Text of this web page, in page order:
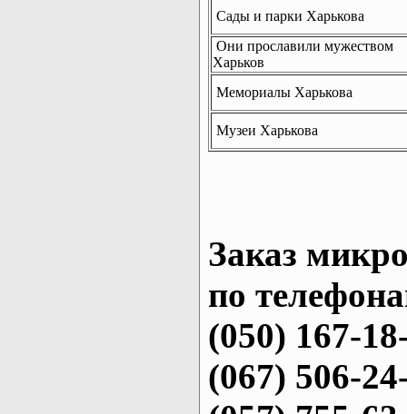
Сады и парки Харькова
Они прославили мужеством
Харьков
Мемориалы Харькова
Музеи Харькова
Заказ
по
(050) 167-
(067) 506-